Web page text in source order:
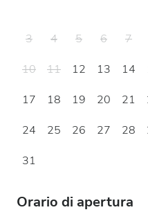
3
4 5 6 7
10
11 12 13 14
17
18 19 20 21
24
25 26 27 28
31
Orario di apertura